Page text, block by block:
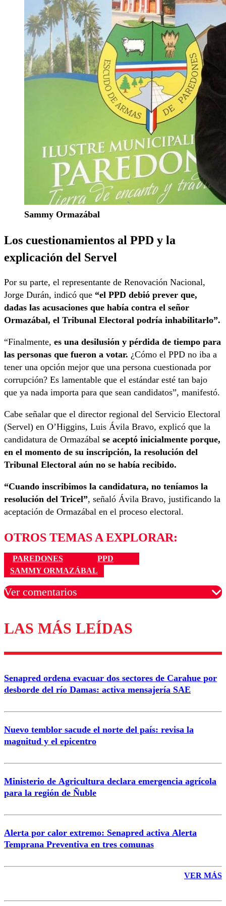
Sammy Ormazábal
Los cuestionamientos al PPD y la
explicación del Servel
Por su parte, el representante de Renovación Nacional,
Jorge Durán, indicó que “el PPD debió prever que,
dadas las acusaciones que había contra el señor
Ormazábal, el Tribunal Electoral podría inhabilitarlo”.
“Finalmente, es una desilusión y pérdida de tiempo para
las personas que fueron a votar. ¿Cómo el PPD no iba a
tener una opción mejor que una persona cuestionada por
corrupción? Es lamentable que el estándar esté tan bajo
que ya nada importa para que sean candidatos”, manifestó.
Cabe señalar que el director regional del Servicio Electoral
(Servel) en O’Higgins, Luis Ávila Bravo, explicó que la
candidatura de Ormazábal se aceptó inicialmente porque,
en el momento de su inscripción, la resolución del
Tribunal Electoral aún no se había recibido.
“Cuando inscribimos la candidatura, no teníamos la
resolución del Tricel”, señaló Ávila Bravo, justificando la
aceptación de Ormazábal en el proceso electoral.
OTROS TEMAS A EXPLORAR:
PAREDONES
PPD
SAMMY ORMAZÁBAL
Ver comentarios
Los comentarios son moderados para garantizar un
diálogo respetuoso.
Nombre
Correo
LAS MÁS LEÍDAS
Senapred ordena evacuar dos sectores de Carahue por
desborde del río Damas: activa mensajería SAE
Nuevo temblor sacude el norte del país: revisa la
magnitud y el epicentro
Ministerio de Agricultura declara emergencia agrícola
para la región de Ñuble
Alerta por calor extremo: Senapred activa Alerta
Temprana Preventiva en tres comunas
VER MÁS